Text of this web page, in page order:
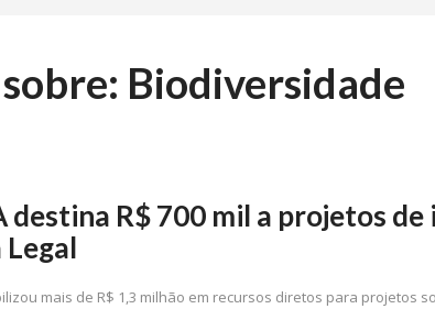
Biodiversidade
destina R$ 700 mil a projetos
mais de R$ 1,3 milhão em recursos diretos para projetos